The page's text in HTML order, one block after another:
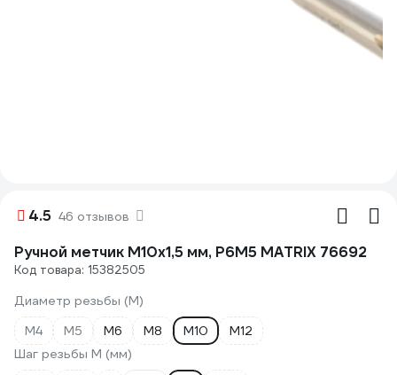
4.5 46 отзывов
Ручной метчик М10x1,5 мм, Р6М5 MATRIX 76692
Код товара: 15382505
Диаметр резьбы (М)
М4
М5 М6 М8 М10
М12
Шаг резьбы М (мм)